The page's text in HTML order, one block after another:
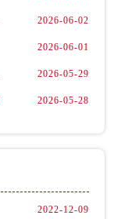
2026-06-02
2026-06-01
2026-05-29
2026-05-28
2022-12-09